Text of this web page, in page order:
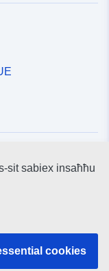
sit sabiex insaħħu
cookies